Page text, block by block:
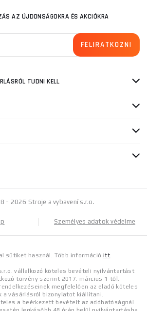
AZ ÚJDONSÁGOKRA ÉS AKCIÓKRA
TUDNI KELL
- 2026 Stroje a vybavení s.r.o.
Személyes adatok védelme
sütiket használ. Több információitt.
vállalkozó köteles bevételi nyilvántartást
törvény szerint 2017. március 1-től.
megfelelően az eladó köteles
a vásárlásról bizonylatot kiállítani.
a beérkezett bevételt az adóhatóságnál